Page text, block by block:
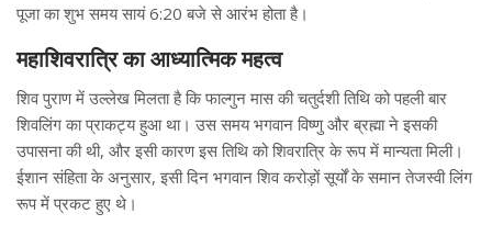
पूजा का शुभ समय सायं 6:20 बजे से आरंभ होता है।
महाशिवरात्रि का आध्यात्मिक महत्व
शिव पुराण में उल्लेख मिलता है कि फाल्गुन मास की चतुर्दशी तिथि को पहली बार
शिवलिंग का प्राकट्य हुआ था। उस समय भगवान विष्णु और ब्रह्मा ने इसकी
उपासना की थी, और इसी कारण इस तिथि को शिवरात्रि के रूप में मान्यता मिली।
ईशान संहिता के अनुसार, इसी दिन भगवान शिव करोड़ों सूर्यों के समान तेजस्वी लिंग
रूप में प्रकट हुए थे।